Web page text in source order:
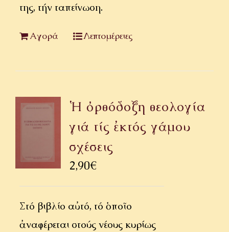
της, τήν ταπείνωση.
Αγορά Λεπτομέρειες
Ἡ ὀρθόδοξη θεολογία
γιά τίς ἐκτός γάμου
σχέσεις
2,90€
Στό βιβλίο αὐτό, τό ὁποῖο
ἀναφέρεται στούς νέους κυρίως